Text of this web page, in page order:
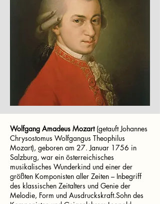
Wolfgang Amadeus Mozart(getauft Johannes
Chrysostomus Wolfgangus Theophilus
Mozart), geboren am 27. Januar 1756 in
Salzburg, war ein österreichisches
musikalisches Wunderkind und einer der
größten Komponisten aller Zeiten – Inbegriff
des klassischen Zeitalters und Genie der
Melodie, Form und Ausdruckskraft.Sohn des